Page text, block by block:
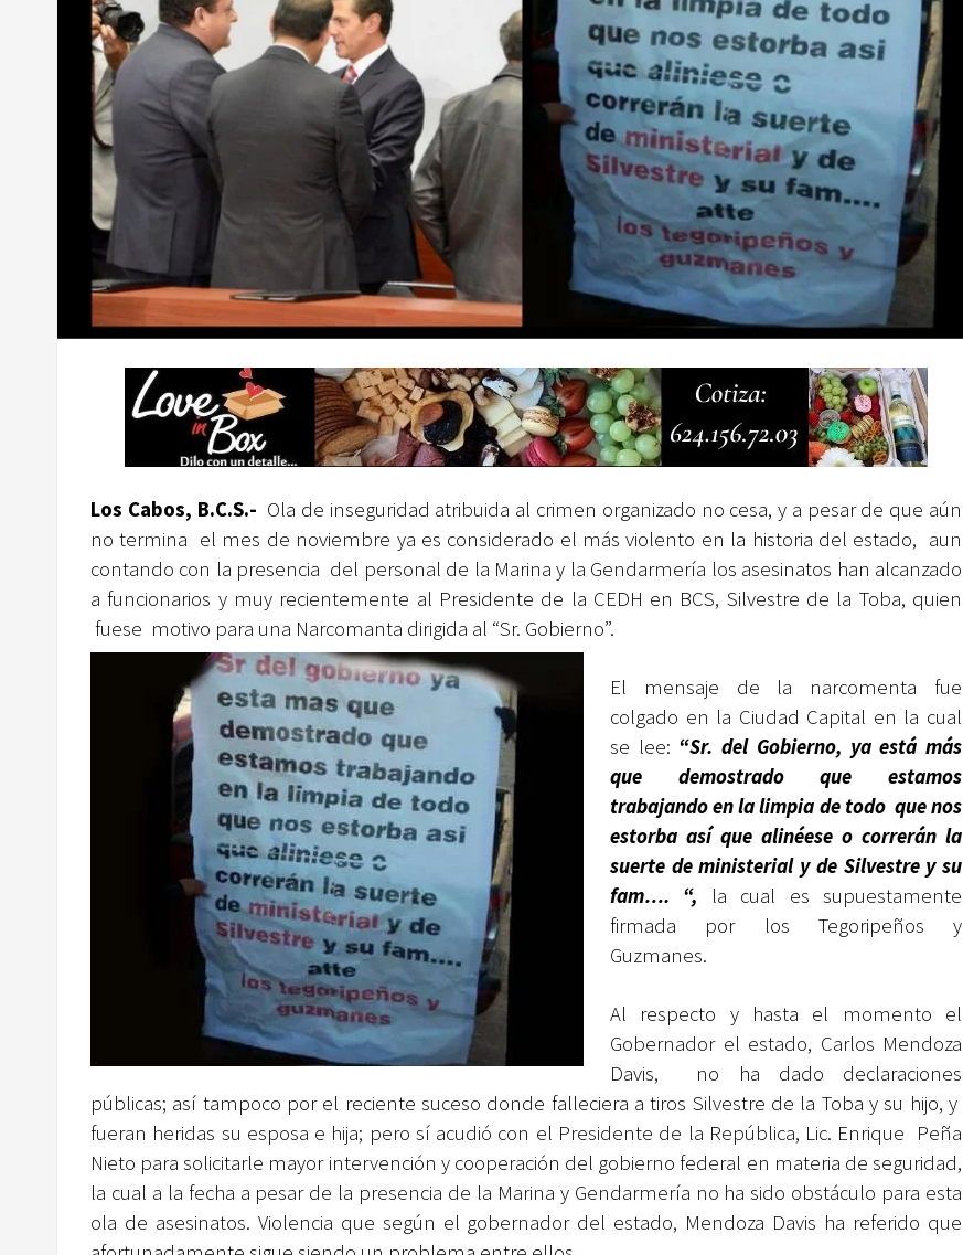
Los Cabos, B.C.S.- Ola de inseguridad atribuida al crimen organizado no cesa, y a pesar de que aún
no termina el mes de noviembre ya es considerado el más violento en la historia del estado, aun
contando con la presencia del personal de la Marina y la Gendarmería los asesinatos han alcanzado
a funcionarios y muy recientemente al Presidente de la CEDH en BCS, Silvestre de la Toba, quien
fuese motivo para una Narcomanta dirigida al “Sr. Gobierno”.
El mensaje de la narcomenta fue
colgado en la Ciudad Capital en la cual
se lee: “Sr. del Gobierno, ya está más
que demostrado que estamos
trabajando en la limpia de todo que nos
estorba así que alinéese o correrán la
suerte de ministerial y de Silvestre y su
fam…. “, la cual es supuestamente
firmada por los Tegoripeños y
Guzmanes.
Al respecto y hasta el momento el
Gobernador el estado, Carlos Mendoza
Davis, no ha dado declaraciones
públicas; así tampoco por el reciente suceso donde falleciera a tiros Silvestre de la Toba y su hijo, y
fueran heridas su esposa e hija; pero sí acudió con el Presidente de la República, Lic. Enrique Peña
Nieto para solicitarle mayor intervención y cooperación del gobierno federal en materia de seguridad,
la cual a la fecha a pesar de la presencia de la Marina y Gendarmería no ha sido obstáculo para esta
ola de asesinatos. Violencia que según el gobernador del estado, Mendoza Davis ha referido que